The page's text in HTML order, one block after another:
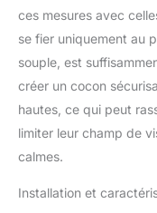
ces mesures avec
se fier uniquement au
souple, est
créer un cocon
hautes, ce qui peut
limiter leur champ de
calmes.
Installation et